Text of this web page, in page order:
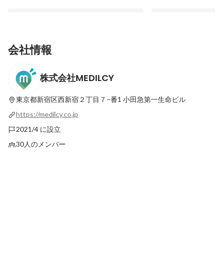
【株式会社メジルシ】本社が移転いたしま
した！
最新順で表示 最新順で表示
会社情報
株式会社MEDILCY
東京都新宿区西新宿２丁目７−番1 小田急第一生命ビル
https://medilcy.co.jp
2021/4 に設立
30人のメンバー